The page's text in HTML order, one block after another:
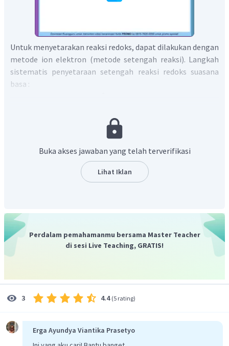
Untuk menyetarakan reaksi redoks, dapat dilakukan dengan
metode ion elektron (metode setengah reaksi). Langkah
sistematis penyetaraan setengah reaksi redoks suasana
basa :
Tulis reaksi menjadi 2 bagian reaksi (reduksi -
Setarakan jumlah atom selain
Setarakan jumlah atom
dengan menambahkan
pada ruas yang kekurangan .
Buka akses jawaban yang telah terverifikasi
Lihat Iklan
Perdalam pemahamanmu bersama Master Teacher
di sesi Live Teaching, GRATIS!
3 4.4 (5 rating)
Erga Ayundya Viantika Prasetyo